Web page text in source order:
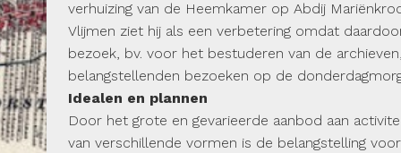
verhuizing van de Heemkamer op Abdij
Vlijmen ziet hij als een verbetering omdat
bezoek, bv. voor het bestuderen van de
belangstellen­den bezoeken op de
Idealen en plannen
Door het grote en gevarieerde aanbod aan
van verschillende vormen is de belangstelling